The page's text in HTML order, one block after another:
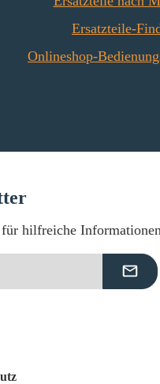
Ersatzteile-
Onlineshop-
hilfreiche